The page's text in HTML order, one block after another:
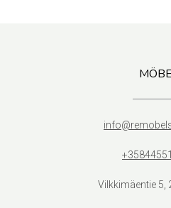
Vilkkimäentie 5,